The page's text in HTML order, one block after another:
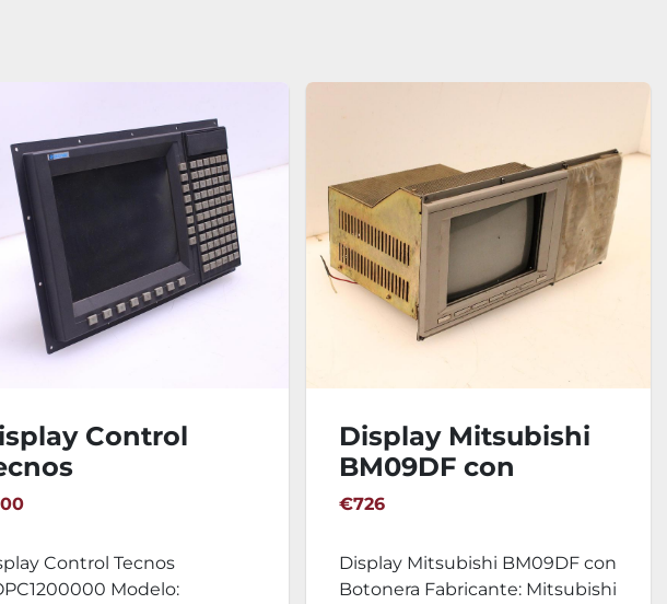
Control
Control Tecnos
Modelo:
Display Mitsubishi
BM09DF con
Botonera
€726
Display Mitsubishi BM09DF con
Botonera Fabricante: Mitsubishi